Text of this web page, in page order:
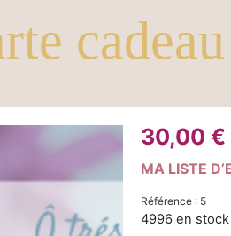
30,00 €
MA LISTE
Référence : 5
4996 en stock